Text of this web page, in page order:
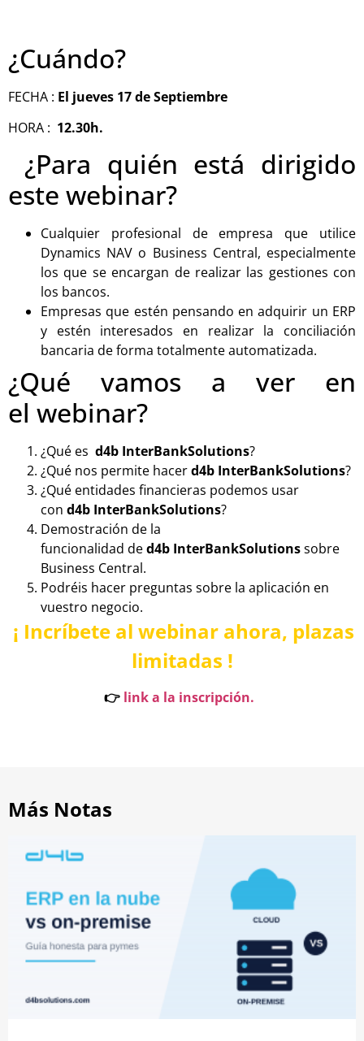
¿Cuándo?
FECHA : El jueves 17 deSeptiembre
HORA : 12.30h.
¿Para quién está dirigido
este webinar?
Cualquier profesional deempresa que utilice
Dynamics NAV o Business Central, especialmente
los que se encargan derealizar las gestiones con
los bancos.
Empresas que estén pensando en adquirir un ERP
y estén interesados en realizar la conciliación
bancaria de forma totalmente automatizada.
¿Qué vamos a ver en
el webinar?
¿Qué es d4b InterBankSolutions?
¿Qué nos permite hacerd4b InterBankSolutions?
¿Qué entidades financieras podemos usar
con d4b InterBankSolutions?
Demostración de la
funcionalidad ded4b InterBankSolutionssobre
Business Central.
Podréis hacer preguntas sobre la aplicación en
vuestro negocio.
¡ Incríbete al webinar ahora, plazas
limitadas !
👉 link a la inscripción.
Más Notas